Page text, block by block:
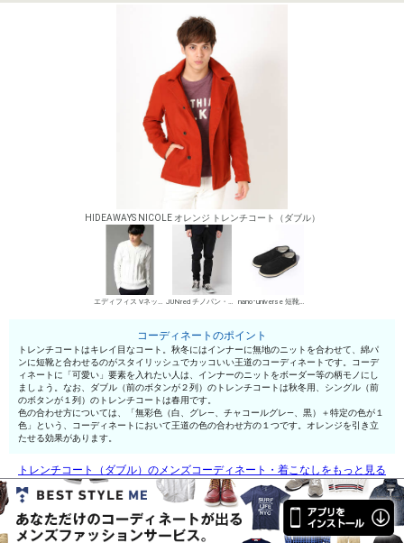
HIDEAWAYS NICOLE オレンジ トレンチコート（ダブル）
エディフィス Vネックセーター JUNred チノパン・綿パン nano･universe 短靴・レザーシューズ
コーディネートのポイント
トレンチコートはキレイ目なコート。秋冬にはインナーに無地のニットを合わせて、綿パ
ンに短靴と合わせるのがスタイリッシュでカッコいい王道のコーディネートです。コーデ
ィネートに「可愛い」要素を入れたい人は、インナーのニットをボーダー等の柄モノにし
ましょう。なお、ダブル（前のボタンが２列）のトレンチコートは秋冬用、シングル（前
のボタンが１列）のトレンチコートは春用です。
色の合わせ方については、「無彩色（白、グレ—、チャコールグレ—、黒）＋特定の色が１
色」という、コーディネートにおいて王道の色の合わせ方の１つです。オレンジを引き立
たせる効果があります。
トレンチコート（ダブル）のメンズコーディネート・着こなしをもっと見る